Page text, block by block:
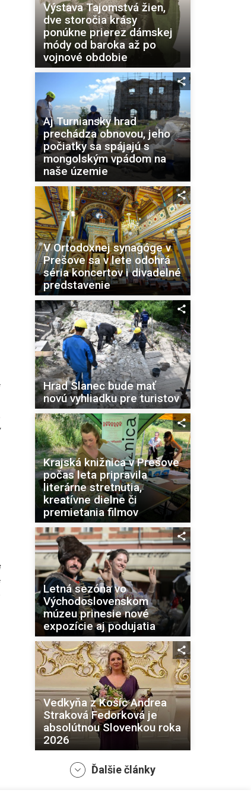
Výstava Tajomstvá žien,
dve storočia krásy
ponúkne prierez dámskej
módy od baroka až po
vojnové obdobie
Aj Turniansky hrad
prechádza obnovou, jeho
počiatky sa spájajú s
mongolským vpádom na
naše územie
V Ortodoxnej synagóge v
Prešove sa v lete odohrá
séria koncertov i divadelné
predstavenie
Hrad Slanec bude mať
novú vyhliadku pre turistov
Krajská knižnica v Prešove
počas leta pripravila
literárne stretnutia,
kreatívne dielne či
premietania filmov
Letná sezóna vo
Východoslovenskom
múzeu prinesie nové
expozície aj podujatia
Vedkyňa z Košíc Andrea
Straková Fedorková je
absolútnou Slovenkou roka
2026
Ďalšie články